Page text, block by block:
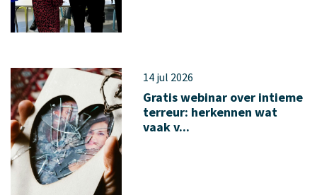
14 jul 2026
Gratis webinar over intieme
terreur: herkennen wat
vaak v...